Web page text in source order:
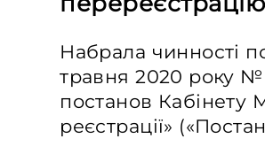
Набрала чинності
травня 2020 року
постанов Кабінету
реєстрації»